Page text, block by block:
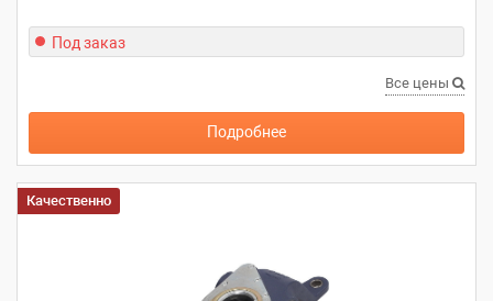
Под заказ
Все цены
Подробнее
Качественно